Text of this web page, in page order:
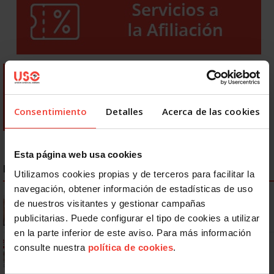
Consentimiento Detalles Acerca de las cookies
Esta página web usa cookies
Utilizamos cookies propias y de terceros para facilitar la
navegación, obtener información de estadísticas de uso
de nuestros visitantes y gestionar campañas
publicitarias. Puede configurar el tipo de cookies a utilizar
en la parte inferior de este aviso. Para más información
consulte nuestra política de cookies.
NOTICIAS MÁS LEÍDAS
Se actualizan las patologías para acceder a la jubilación
anticipada por discapacidad
Ya os podéis descargar la app de USO